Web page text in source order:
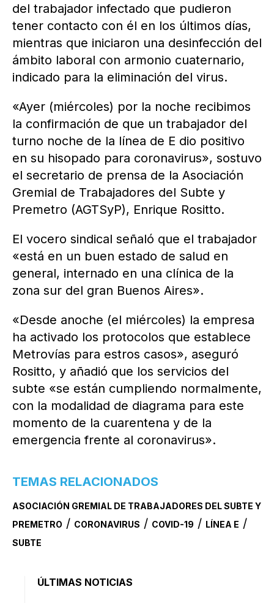
del trabajador infectado que pudieron
tener contacto con él en los últimos días,
mientras que iniciaron una desinfección del
ámbito laboral con armonio cuaternario,
indicado para la eliminación del virus.
«Ayer (miércoles) por la noche recibimos
la confirmación de que un trabajador del
turno noche de la línea de E dio positivo
en su hisopado para coronavirus», sostuvo
el secretario de prensa de la Asociación
Gremial de Trabajadores del Subte y
Premetro (AGTSyP), Enrique Rositto.
El vocero sindical señaló que el trabajador
«está en un buen estado de salud en
general, internado en una clínica de la
zona sur del gran Buenos Aires».
«Desde anoche (el miércoles) la empresa
ha activado los protocolos que establece
Metrovías para estros casos», aseguró
Rositto, y añadió que los servicios del
subte «se están cumpliendo normalmente,
con la modalidad de diagrama para este
momento de la cuarentena y de la
emergencia frente al coronavirus».
TEMAS RELACIONADOS
ASOCIACIÓN GREMIAL DE TRABAJADORES DEL SUBTE Y
PREMETRO / CORONAVIRUS / COVID-19 / LÍNEA E /
SUBTE
ÚLTIMAS NOTICIAS